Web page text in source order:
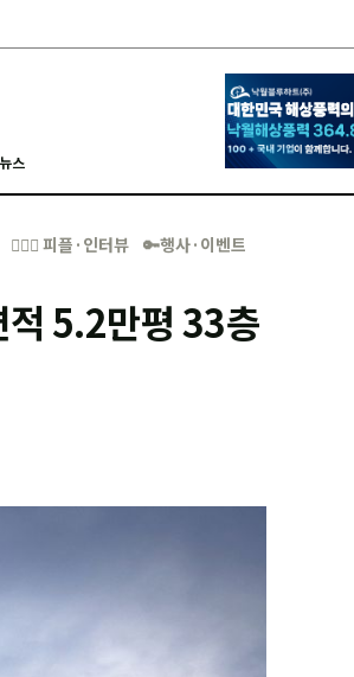
스
🙋🏻‍♂️ 피플·인터뷰 🔑행사·이벤트
적 5.2만평 33층